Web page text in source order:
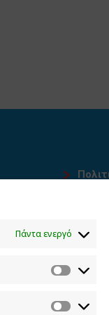
Πάντα ενεργό